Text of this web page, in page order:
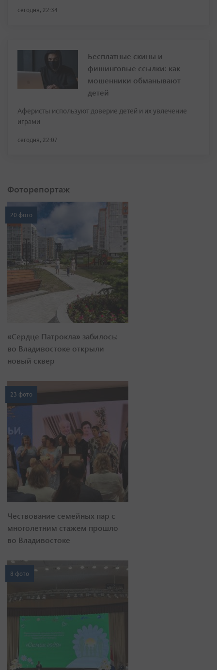
сегодня, 22:34
Бесплатные скины и
фишинговые ссылки: как
мошенники обманывают
детей
Аферисты используют доверие детей и их увлечение
играми
сегодня, 22:07
Фоторепортаж
20 фото
«Сердце Патрокла» забилось:
во Владивостоке открыли
новый сквер
23 фото
Чествование семейных пар с
многолетним стажем прошло
во Владивостоке
8 фото